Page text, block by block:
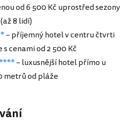
od 6 500 Kč uprostřed sezony
8 lidí)
– příjemný hotel v centru čtvrti
cenami od 2 500 Kč
– luxusnější hotel přímo u
metrů od pláže